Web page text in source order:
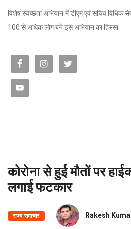
विशेष स्वच्छता अभियान में डीएम एवं सचिव विधिक
100 से अधिक लोग बने इस अभियान का हिस्सा
कोरोना से हुई मौतों पर
लगाई फटकार
राज्य समाचार Rakesh